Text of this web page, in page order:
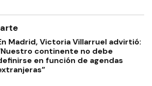
Madrid, Victoria Villarruel advirtió:
continente no debe
en función de agendas